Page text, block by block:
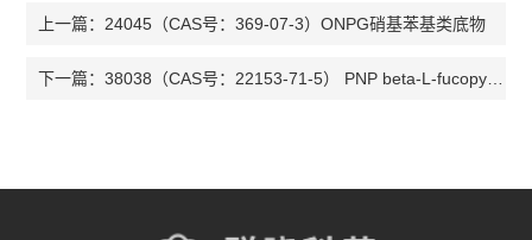
上一篇：24045（CAS号：369-07-3）ONPG硝基苯基类底物
下一篇：38038（CAS号：22153-71-5） PNP beta-L-fucopyranoside硝基苯基类底物